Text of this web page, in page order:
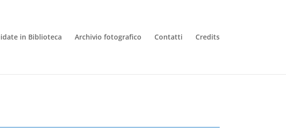
in Biblioteca Archivio fotografico Contatti Credits